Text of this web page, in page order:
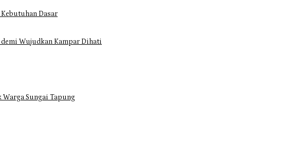
Dasar
Wujudkan Kampar Dihati
Sungai Tapung